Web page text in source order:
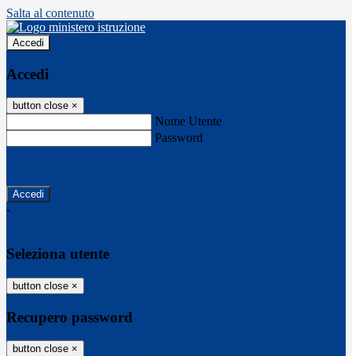
Salta al contenuto
Accedi
Accedi
button close ×
Nome Utente
Password
-
Seleziona utente
button close ×
Recupero password
button close ×